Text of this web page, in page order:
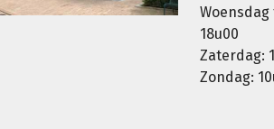
Woensdag
18u00
Zaterdag:
Zondag: